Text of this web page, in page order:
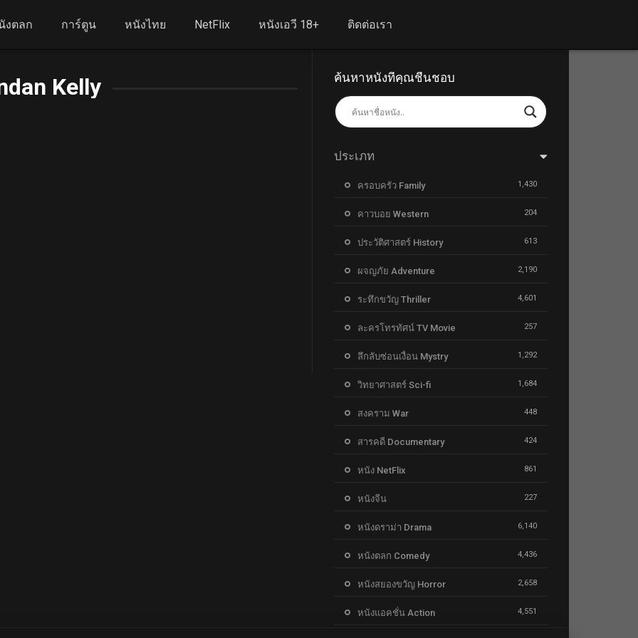
งตลก การ์ตูน หนังไทย NetFlix หนังเอวี 18+ ติดต่อเรา
Kelly ค้นหาหนังที่คุณชื่นชอบ
ประเภท
ครอบครัว Family 1,430
คาวบอย Western 204
ประวัติศาสตร์ History 613
ผจญภัย Adventure 2,190
ระทึกขวัญ Thriller 4,601
ละครโทรทัศน์ TV Movie 257
ลึกลับซ่อนเงื่อน Mystry 1,292
วิทยาศาสตร์ Sci-fi 1,684
สงคราม War 448
สารคดี Documentary 424
หนัง NetFlix 861
หนังจีน 227
หนังดราม่า Drama 6,140
หนังตลก Comedy 4,436
หนังสยองขวัญ Horror 2,658
หนังแอคชั่น Action 4,551